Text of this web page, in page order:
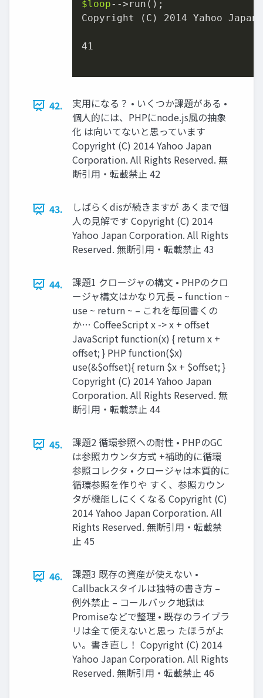
$loop-­‐>run();
Copyright (C) 2014 Yahoo
41
42.
実用になる？ • いくつか課題がある •
個人的には、PHPにnode.js風の抽象
化 は向いてないと思っています
Copyright (C) 2014 Yahoo Japan
Corporation. All Rights Reserved. 無
断引用・転載禁止 42
43.
しばらくdisが続きますが あくまで個
人の見解です Copyright (C) 2014
Yahoo Japan Corporation. All Rights
Reserved. 無断引用・転載禁止 43
44.
課題1 クロージャの構文 • PHPのクロ
ージャ構文はかなり冗長 – function ~
use ~ return ~ – これを毎回書くの
か… CoﬀeeScript x -> x + offset
JavaScript function(x) { return x +
offset; } PHP function($x)
use(&$offset){ return $x + $offset; }
Copyright (C) 2014 Yahoo Japan
Corporation. All Rights Reserved. 無
断引用・転載禁止 44
45.
課題2 循環参照への耐性 • PHPのGC
は参照カウンタ方式 +補助的に循環
参照コレクタ • クロージャは本質的に
循環参照を作りや すく、参照カウン
タが機能しにくくなる Copyright (C)
2014 Yahoo Japan Corporation. All
Rights Reserved. 無断引用・転載禁
止 45
46.
課題3 既存の資産が使えない •
Callbackスタイルは独特の書き方 –
例外禁止 – コールバック地獄は
Promiseなどで整理 • 既存のライブラ
リは全て使えないと思っ たほうがよ
い。書き直し！ Copyright (C) 2014
Yahoo Japan Corporation. All Rights
Reserved. 無断引用・転載禁止 46